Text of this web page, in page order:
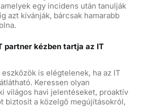
egy incidens után tanulják
azt kívánják, bárcsak hamarabb
partner kézben tartja az IT
is elégtelenek, ha az IT
Keressen olyan
világos havi jelentéseket, proaktív
biztosít a közelgő megújításokról,